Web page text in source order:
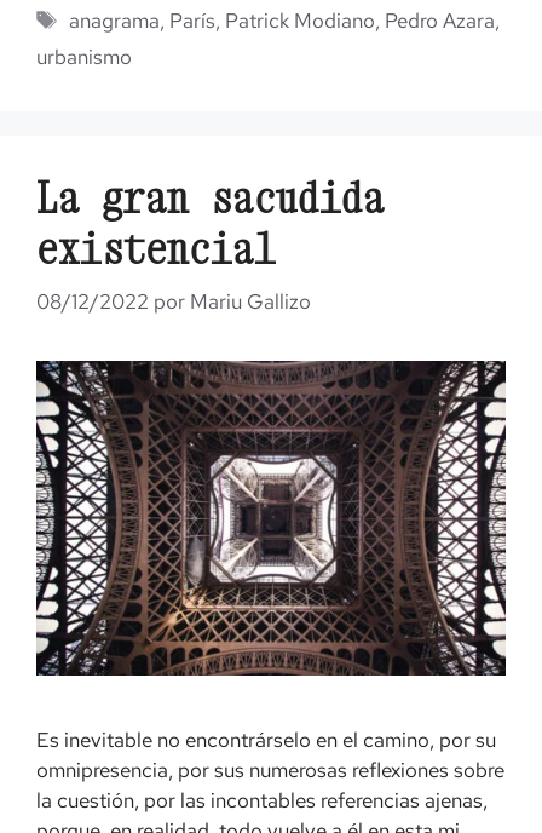
Etiquetas
anagrama, París, Patrick Modiano, Pedro Azara,
urbanismo
La gran sacudida
existencial
08/12/2022 por Mariu Gallizo
Es inevitable no encontrárselo en el camino, por su
omnipresencia, por sus numerosas reflexiones sobre
la cuestión, por las incontables referencias ajenas,